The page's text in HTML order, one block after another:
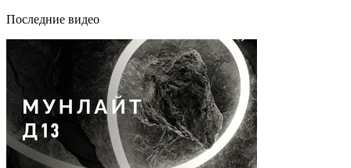
Последние видео